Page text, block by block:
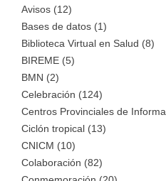
Avisos (12)
Bases de datos (1)
Biblioteca Virtual en Salud (8)
BIREME (5)
BMN (2)
Celebración (124)
Centros Provinciales de
Ciclón tropical (13)
CNICM (10)
Colaboración (82)